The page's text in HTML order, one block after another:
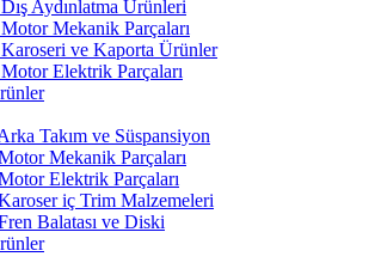
Aydınlatma Ürünleri
Mekanik Parçaları
ve Kaporta Ürünler
Elektrik Parçaları
Takım ve Süspansiyon
Mekanik Parçaları
Elektrik Parçaları
iç Trim Malzemeleri
Balatası ve Diski